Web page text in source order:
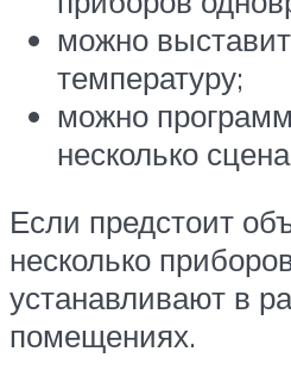
можно
температуру;
можно
несколько
Если предстоит
несколько
устанавливают в
помещениях.